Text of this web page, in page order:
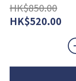
HK$850.00
HK$520.00